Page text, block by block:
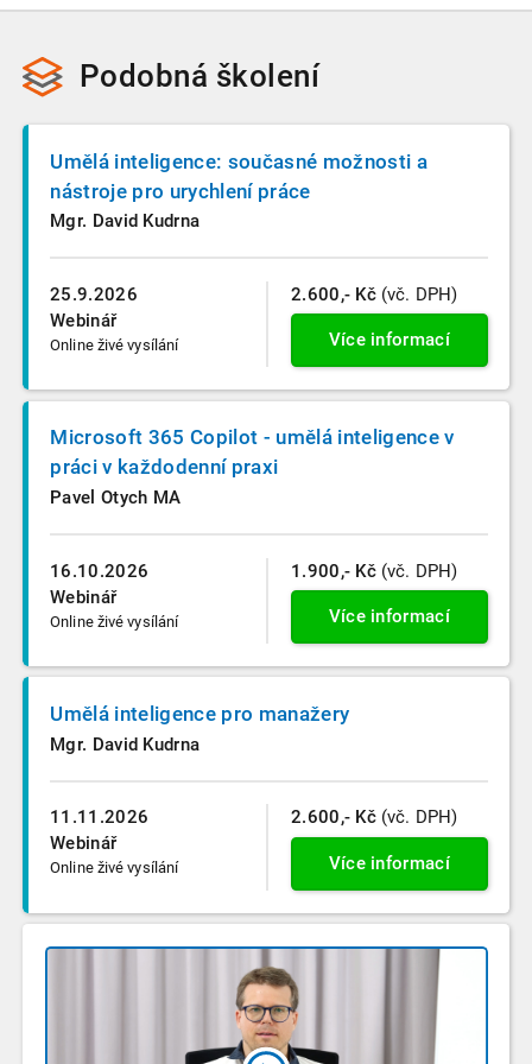
Podobná školení
25.9.2026
Webinář
Online živé vysílání
Umělá inteligence: současné možnosti a
nástroje pro urychlení práce
Mgr. David Kudrna
2.600,- Kč (vč. DPH)
Více informací
16.10.2026
Webinář
Online živé vysílání
Microsoft 365 Copilot - umělá inteligence v
práci v každodenní praxi
Pavel Otych MA
1.900,- Kč (vč. DPH)
Více informací
11.11.2026
Webinář
Online živé vysílání
Umělá inteligence pro manažery
Mgr. David Kudrna
2.600,- Kč (vč. DPH)
Více informací